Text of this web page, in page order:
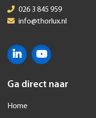
026 3 845 959
info@thorlux.nl
Ga direct naar
Home